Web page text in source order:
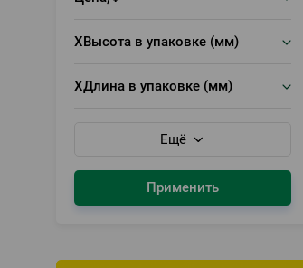
XВысота в упаковке (мм)
XДлина в упаковке (мм)
Ещё
Применить